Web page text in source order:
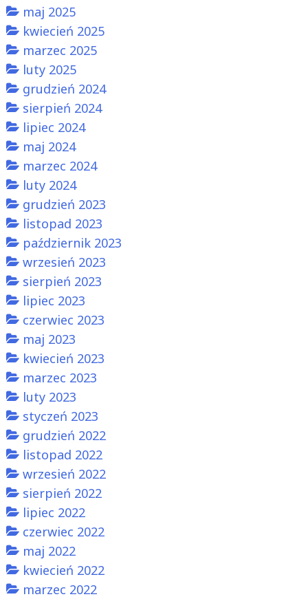
maj 2025
kwiecień 2025
marzec 2025
luty 2025
grudzień 2024
sierpień 2024
lipiec 2024
maj 2024
marzec 2024
luty 2024
grudzień 2023
listopad 2023
październik 2023
wrzesień 2023
sierpień 2023
lipiec 2023
czerwiec 2023
maj 2023
kwiecień 2023
marzec 2023
luty 2023
styczeń 2023
grudzień 2022
listopad 2022
wrzesień 2022
sierpień 2022
lipiec 2022
czerwiec 2022
maj 2022
kwiecień 2022
marzec 2022